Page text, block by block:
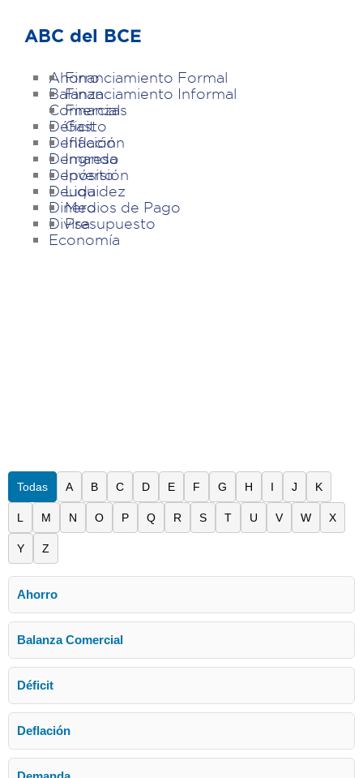
ABC del BCE
Ahorro
Balanza
Comercial
Déficit
Deflación
Demanda
Depósito
Deuda
Dinero
Divisa
Economía
Financiamiento Formal
Financiamiento Informal
Finanzas
Gasto
Inflación
Ingreso
Inversión
Liquidez
Medios de Pago
Presupuesto
Todas A B C D E F G H I J K
L M N O P Q R S T U V W X
Y Z
Ahorro
Balanza Comercial
Déficit
Deflación